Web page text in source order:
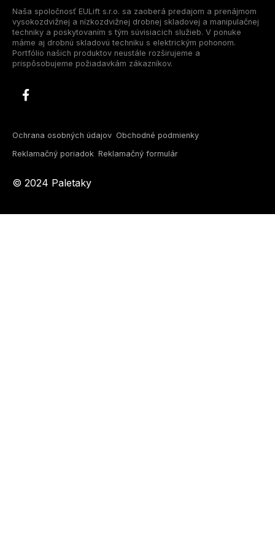
Naša spoločnosť EULift s.r.o. sa zaoberá predajom a prenájmom
vysokozdvižnej a nízkozdvižnej drobnej skladovej a manipulačnej
techniky a poskytovaním s tým súvisiacich služieb. V ponuke
máme aj drobnú skladovú techniku s elektrickým pohonom.
Portfólio našich produktov neustále rozširujeme a
prispôsobujeme požiadavkám zákazníkov.
Ochrana osobných údajov Obchodné podmienky
Reklamačný poriadok Reklamačný formulár
© 2024 Paletaky